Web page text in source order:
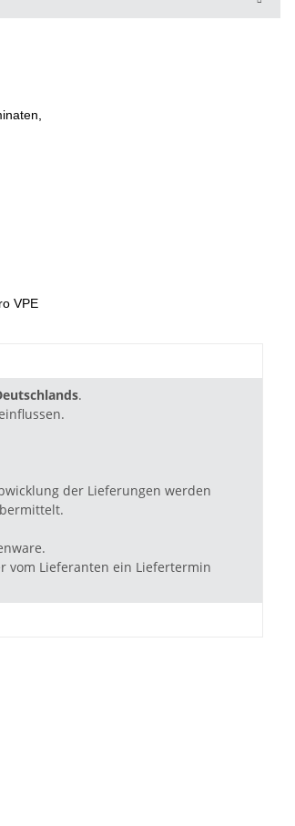
VPE
.
der Lieferungen werden
vom Lieferanten ein Liefertermin